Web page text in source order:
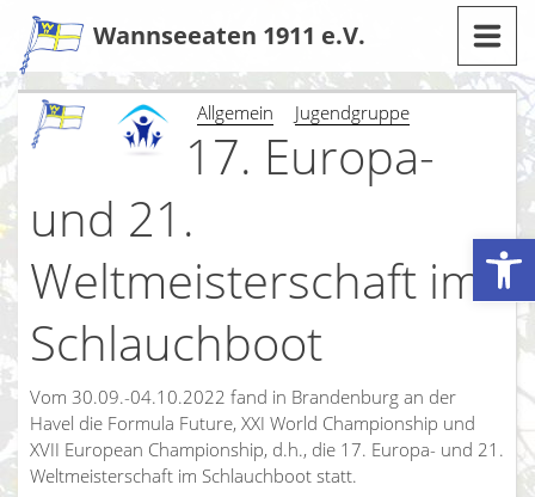
Werkzeugleiste öffnen
Zum
Inhalt
Wannseeaten 1911 e.V.
Allgemein Jugendgruppe
17. Europa-
und 21.
Weltmeisterschaft im
Schlauchboot
Vom 30.09.-04.10.2022 fand in Brandenburg an der
Havel die Formula Future, XXI World Championship und
XVII European Championship, d.h., die 17. Europa- und 21.
Weltmeisterschaft im Schlauchboot statt.